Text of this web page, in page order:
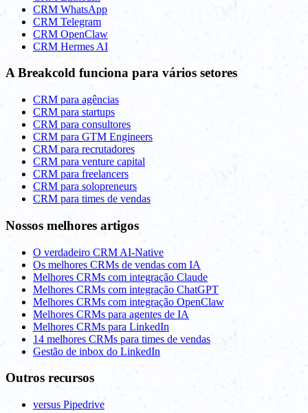
CRM WhatsApp
CRM Telegram
CRM OpenClaw
CRM Hermes AI
A Breakcold funciona para vários setores
CRM para agências
CRM para startups
CRM para consultores
CRM para GTM Engineers
CRM para recrutadores
CRM para venture capital
CRM para freelancers
CRM para solopreneurs
CRM para times de vendas
Nossos melhores artigos
O verdadeiro CRM AI-Native
Os melhores CRMs de vendas com IA
Melhores CRMs com integração Claude
Melhores CRMs com integração ChatGPT
Melhores CRMs com integração OpenClaw
Melhores CRMs para agentes de IA
Melhores CRMs para LinkedIn
14 melhores CRMs para times de vendas
Gestão de inbox do LinkedIn
Outros recursos
versus Pipedrive